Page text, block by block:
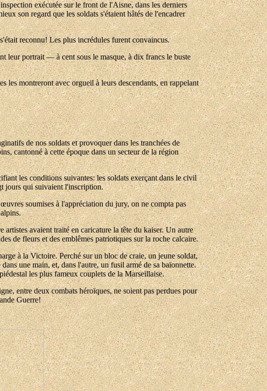
exécutée sur le front de l'Aisne, dans les derniers
son regard que les soldats s'étaient hâtés de l'encadrer
reconnu! Les plus incrédules furent convaincus.
leur portrait — à cent sous le masque, à dix francs le buste
les montreront avec orgueil à leurs descendants, en rappelant
de nos soldats et provoquer dans les tranchées de
cantonné à cette époque dans un secteur de la région
les conditions suivantes: les soldats exerçant dans le civil
jours qui suivaient l'inscription.
soumises à l'appréciation du jury, on ne compta pas
avaient traité en caricature la tête du kaiser. Un autre
de fleurs et des emblêmes patriotiques sur la roche calcaire.
à la Victoire. Perché sur un bloc de craie, un jeune soldat,
une main, et, dans l'autre, un fusil armé de sa baïonnette.
les plus fameux couplets de la Marseillaise.
entre deux combats héroïques, ne soient pas perdues pour
Guerre!